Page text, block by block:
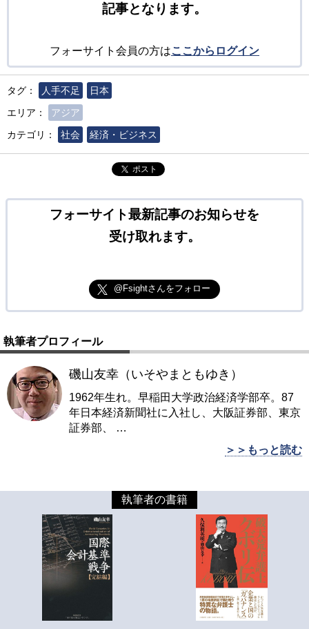
記事となります。
フォーサイト会員の方はここからログイン
タグ： 人手不足
日本
エリア：
アジア
カテゴリ：
社会 経済・ビジネス
ポスト
フォーサイト最新記事のお知らせを
受け取れます。
@Fsightさんをフォロー
執筆者プロフィール
磯山友幸（いそやまともゆき）
1962年生れ。早稲田大学政治経済学部卒。87
年日本経済新聞社に入社し、大阪証券部、東京
証券部、
…
＞＞もっと読む
執筆者の書籍